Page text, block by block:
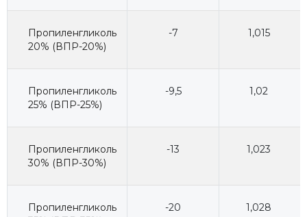
Пропиленгликоль
20% (ВПР-20%)
-7 1,015
Пропиленгликоль
25% (ВПР-25%)
-9,5 1,02
Пропиленгликоль
30% (ВПР-30%)
-13 1,023
Пропиленгликоль
-20 1,028